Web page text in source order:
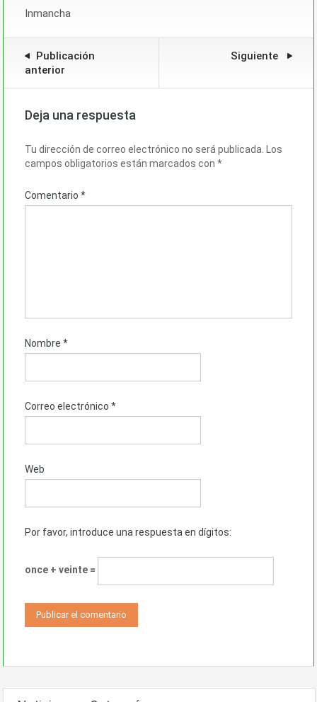
Inmancha
Publicación
anterior
Siguiente
Deja una respuesta
Tu dirección de correo electrónico no será publicada. Los
campos obligatorios están marcados con *
Comentario *
Nombre *
Correo electrónico *
Web
Por favor, introduce una respuesta en dígitos:
once + veinte =